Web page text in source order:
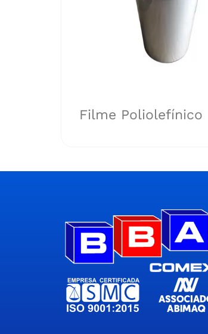
Filme Poliolefínico